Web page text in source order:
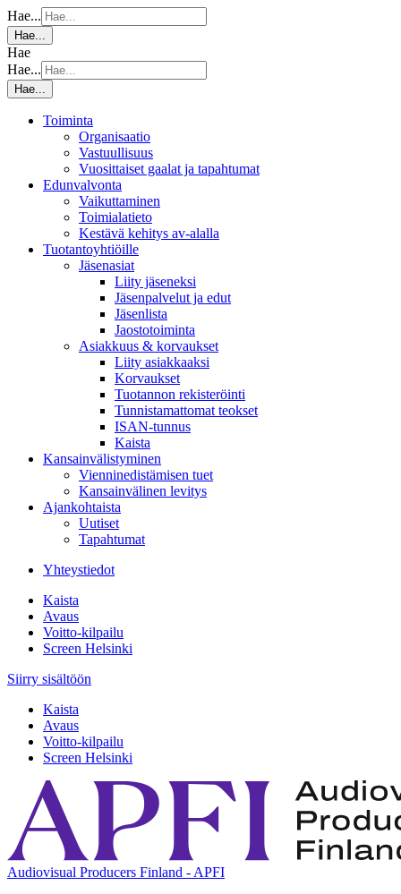
Hae...
Hae...
Hae
Hae...
Hae...
Toiminta
Organisaatio
Vastuullisuus
Vuosittaiset gaalat ja tapahtumat
Edunvalvonta
Vaikuttaminen
Toimialatieto
Kestävä kehitys av-alalla
Tuotantoyhtiöille
Jäsenasiat
Liity jäseneksi
Jäsenpalvelut ja edut
Jäsenlista
Jaostotoiminta
Asiakkuus & korvaukset
Liity asiakkaaksi
Korvaukset
Tuotannon rekisteröinti
Tunnistamattomat teokset
ISAN-tunnus
Kaista
Kansainvälistyminen
Vienninedistämisen tuet
Kansainvälinen levitys
Ajankohtaista
Uutiset
Tapahtumat
Yhteystiedot
Kaista
Avaus
Voitto-kilpailu
Screen Helsinki
Siirry sisältöön
Kaista
Avaus
Voitto-kilpailu
Screen Helsinki
Audiovisual Producers Finland - APFI